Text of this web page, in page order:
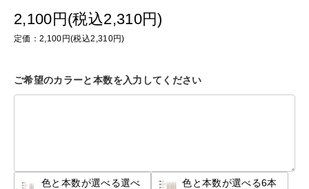
2,100円(税込2,310円)
定価：2,100円(税込2,310円)
ご希望のカラーと本数を入力してください
色と本数が選べる選べ
色と本数が選べる6本